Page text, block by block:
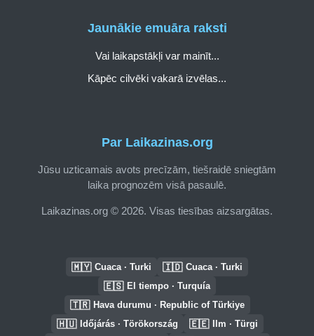
Par Laikazinas.org
Jūsu uzticamais avots precīzām, tiešraidē sniegtām
laika prognozēm visā pasaulē.
Laikazinas.org © 2026. Visas tiesības aizsargātas.
Jaunākie emuāra raksti
Vai laikapstākļi var mainīt...
Kāpēc cilvēki vakarā izvēlas...
🇲🇾 Cuaca · Turki 🇮🇩 Cuaca · Turki
🇪🇸 El tiempo · Turquía
🇹🇷 Hava durumu · Republic of Türkiye
🇭🇺 Időjárás · Törökország 🇪🇪 Ilm · Türgi